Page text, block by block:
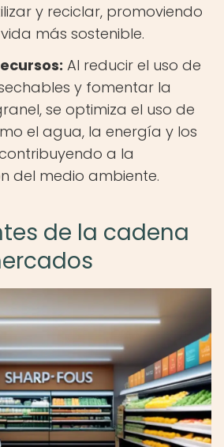
y reciclar, promoviendo
más sostenible.
Al reducir el uso de
y fomentar la
se optimiza el uso de
el agua, la energía y los
a la
del medio ambiente.
de la cadena